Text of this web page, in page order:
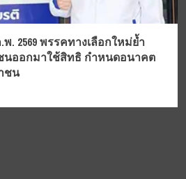
. 2569 พรรคทางเลือกใหม่ย้ำ
ชนออกมาใช้สิทธิ กำหนดอนาคต
ชน